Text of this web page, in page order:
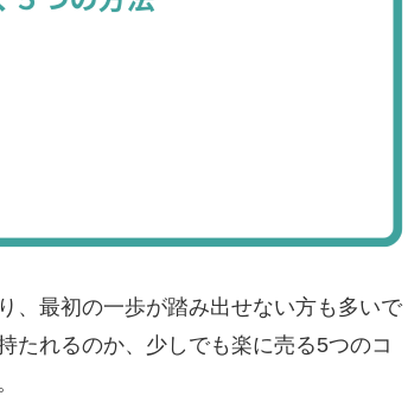
、最初の一歩が踏み出せない方も多いで
たれるのか、少しでも楽に売る5つのコ